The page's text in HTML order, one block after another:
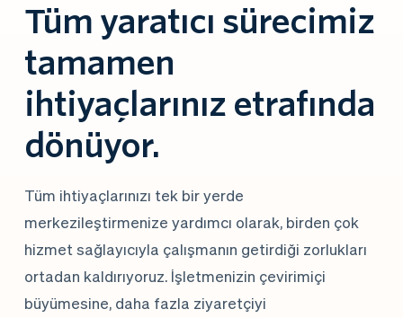
Tüm yaratıcı sürecimiz
tamamen
ihtiyaçlarınız etrafında
dönüyor.
Tüm ihtiyaçlarınızı tek bir yerde
merkezileştirmenize yardımcı olarak, birden çok
hizmet sağlayıcıyla çalışmanın getirdiği zorlukları
ortadan kaldırıyoruz. İşletmenizin çevirimiçi
büyümesine, daha fazla ziyaretçiyi